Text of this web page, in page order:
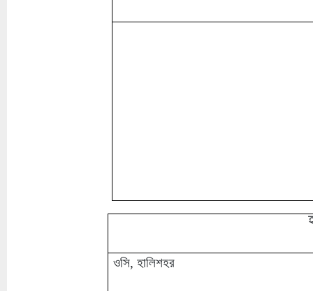
ওসি, হালিশহর